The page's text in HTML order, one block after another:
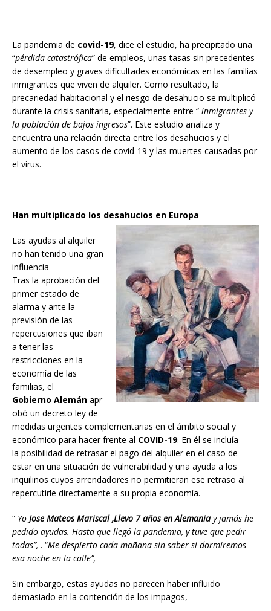
La pandemia de covid-19, dice el estudio, ha precipitado una
“pérdida catastrófica” de empleos, unas tasas sin precedentes
de desempleo y graves dificultades económicas en las familias
inmigrantes que viven de alquiler. Como resultado, la
precariedad habitacional y el riesgo de desahucio se multiplicó
durante la crisis sanitaria, especialmente entre “ inmigrantes y
la población de bajos ingresos”. Este estudio analiza y
encuentra una relación directa entre los desahucios y el
aumento de los casos de covid-19 y las muertes causadas por
el virus.
Han multiplicado los desahucios en Europa
Las ayudas al alquiler
no han tenido una gran
influencia
Tras la aprobación del
primer estado de
alarma y ante la
previsión de las
repercusiones que iban
a tener las
restricciones en la
economía de las
familias, el
Gobierno Alemán apr
obó un decreto ley de
medidas urgentes complementarias en el ámbito social y
económico para hacer frente al COVID-19. En él se incluía
la posibilidad de retrasar el pago del alquiler en el caso de
estar en una situación de vulnerabilidad y una ayuda a los
inquilinos cuyos arrendadores no permitieran ese retraso al
repercutirle directamente a su propia economía.
“ Yo Jose Mateos Mariscal ,Llevo 7 años en Alemaniay jamás he
pedido ayudas. Hasta que llegó la pandemia, y tuve que pedir
todas”, . “Me despierto cada mañana sin saber si dormiremos
esa noche en la calle”,
Sin embargo, estas ayudas no parecen haber influido
demasiado en la contención de los impagos,